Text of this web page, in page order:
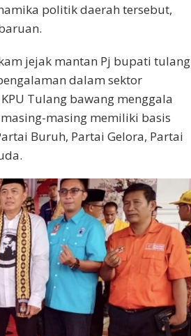
politik daerah tersebut,
jejak mantan Pj bupati tulang
dalam sektor
Tulang bawang menggala
masing memiliki basis
Buruh, Partai Gelora, Partai